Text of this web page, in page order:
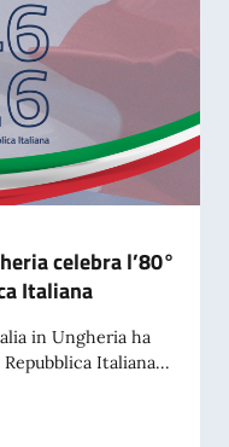
celebra l’80°
Italiana
in Ungheria ha
Italiana...